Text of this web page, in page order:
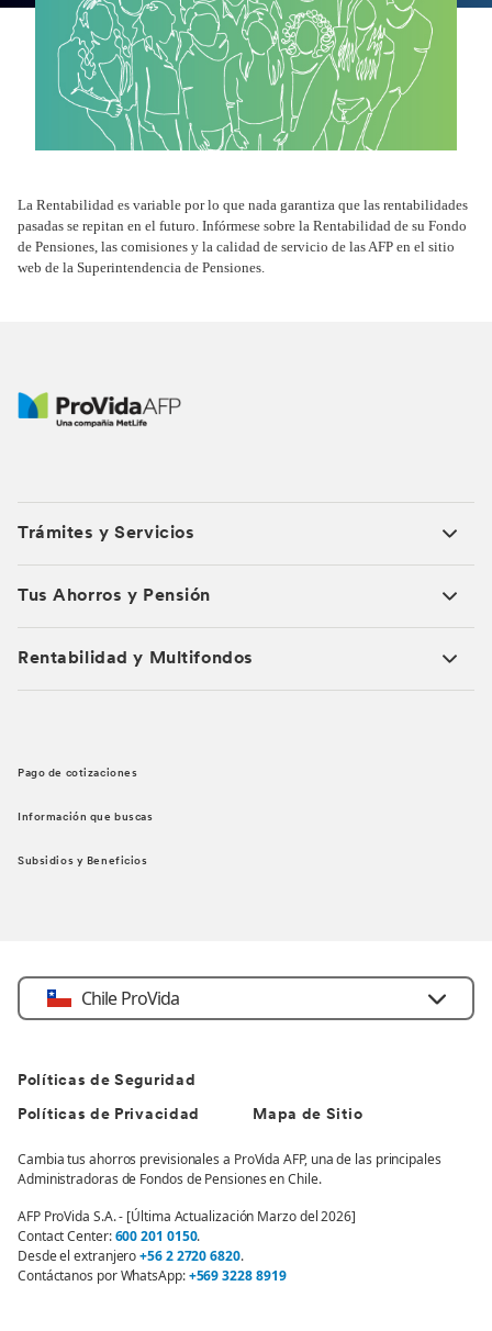
La Rentabilidad es variable por lo que nada garantiza que las rentabilidades
pasadas se repitan en el futuro. Infórmese sobre la Rentabilidad de su Fondo
de Pensiones, las comisiones y la calidad de servicio de las AFP en el sitio
web de la Superintendencia de Pensiones.
Trámites y Servicios
Tus Ahorros y Pensión
Rentabilidad y Multifondos
Pago de cotizaciones
Información que buscas
Subsidios y Beneficios
Chile ProVida
Políticas de Seguridad
Políticas de Privacidad Mapa de Sitio
Cambia tus ahorros previsionales a ProVida AFP, una de las principales
Administradoras de Fondos de Pensiones en Chile.
AFP ProVida S.A. - [Última Actualización Marzo del 2026]
Contact Center:600 201 0150.
Desde el extranjero+56 2 2720 6820.
Contáctanos por WhatsApp:+569 3228 8919